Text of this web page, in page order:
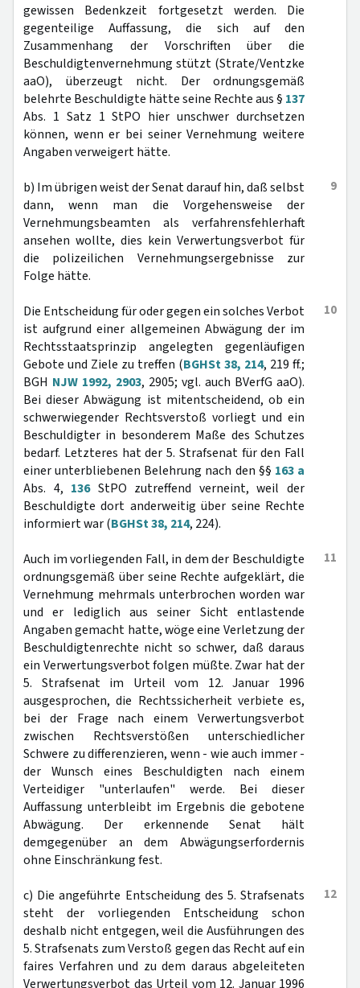
gewissen Bedenkzeit fortgesetzt werden. Die
gegenteilige Auffassung, die sich auf den
Zusammenhang der Vorschriften über die
Beschuldigtenvernehmung stützt (Strate/Ventzke
aaO), überzeugt nicht. Der ordnungsgemäß
belehrte Beschuldigte hätte seine Rechte aus § 137
Abs. 1 Satz 1 StPO hier unschwer durchsetzen
können, wenn er bei seiner Vernehmung weitere
Angaben verweigert hätte.
9
b) Im übrigen weist der Senat darauf hin, daß selbst
dann, wenn man die Vorgehensweise der
Vernehmungsbeamten als verfahrensfehlerhaft
ansehen wollte, dies kein Verwertungsverbot für
die polizeilichen Vernehmungsergebnisse zur
Folge hätte.
10
Die Entscheidung für oder gegen ein solches Verbot
ist aufgrund einer allgemeinen Abwägung der im
Rechtsstaatsprinzip angelegten gegenläufigen
Gebote und Ziele zu treffen (BGHSt 38, 214, 219 ff.;
BGH NJW 1992, 2903, 2905; vgl. auch BVerfG aaO).
Bei dieser Abwägung ist mitentscheidend, ob ein
schwerwiegender Rechtsverstoß vorliegt und ein
Beschuldigter in besonderem Maße des Schutzes
bedarf. Letzteres hat der 5. Strafsenat für den Fall
einer unterbliebenen Belehrung nach den §§ 163 a
Abs. 4, 136StPO zutreffend verneint, weil der
Beschuldigte dort anderweitig über seine Rechte
informiert war (BGHSt 38, 214, 224).
11
Auch im vorliegenden Fall, in dem der Beschuldigte
ordnungsgemäß über seine Rechte aufgeklärt, die
Vernehmung mehrmals unterbrochen worden war
und er lediglich aus seiner Sicht entlastende
Angaben gemacht hatte, wöge eine Verletzung der
Beschuldigtenrechte nicht so schwer, daß daraus
ein Verwertungsverbot folgen müßte. Zwar hat der
5. Strafsenat im Urteil vom 12. Januar 1996
ausgesprochen, die Rechtssicherheit verbiete es,
bei der Frage nach einem Verwertungsverbot
zwischen Rechtsverstößen unterschiedlicher
Schwere zu differenzieren, wenn - wie auch immer -
der Wunsch eines Beschuldigten nach einem
Verteidiger "unterlaufen" werde. Bei dieser
Auffassung unterbleibt im Ergebnis die gebotene
Abwägung. Der erkennende Senat hält
demgegenüber an dem Abwägungserfordernis
ohne Einschränkung fest.
12
c) Die angeführte Entscheidung des 5. Strafsenats
steht der vorliegenden Entscheidung schon
deshalb nicht entgegen, weil die Ausführungen des
5. Strafsenats zum Verstoß gegen das Recht auf ein
faires Verfahren und zu dem daraus abgeleiteten
Verwertungsverbot das Urteil vom 12. Januar 1996